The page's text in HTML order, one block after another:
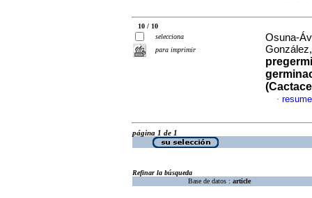
10 / 10
selecciona
para imprimir
Osuna-
·
página 1 de 1
Refinar la búsqueda
Base de datos : article